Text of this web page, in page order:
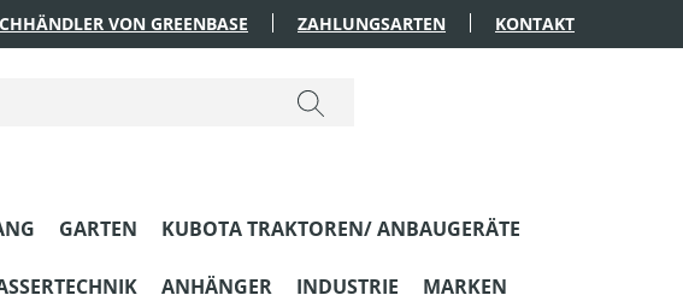
VON GREENBASE ZAHLUNGSARTEN KONTAKT
GARTEN KUBOTA TRAKTOREN/ ANBAUGERÄTE
ANHÄNGER INDUSTRIE MARKEN